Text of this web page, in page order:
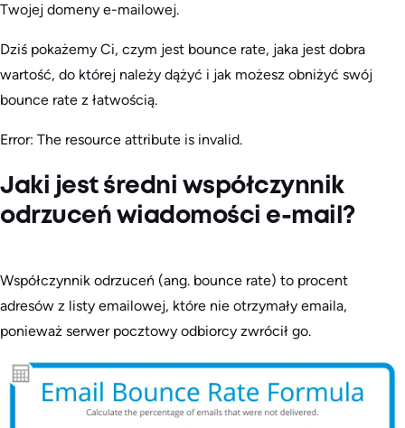
Twojej domeny e-mailowej.
Dziś pokażemy Ci, czym jest bounce rate, jaka jest dobra
wartość, do której należy dążyć i jak możesz obniżyć swój
bounce rate z łatwością.
Error: The resource attribute is invalid.
Jaki jest średni współczynnik
odrzuceń wiadomości e-mail?
Współczynnik odrzuceń (ang. bounce rate) to procent
adresów z listy emailowej, które nie otrzymały emaila,
ponieważ serwer pocztowy odbiorcy zwrócił go.